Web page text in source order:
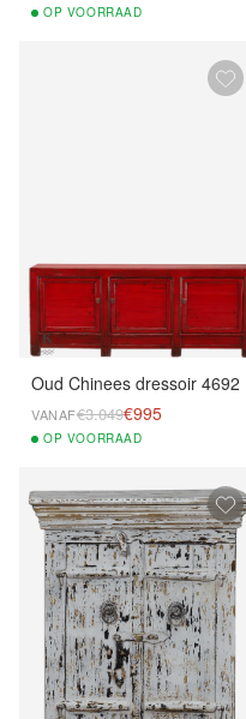
OP VOORRAAD
Oud Chinees dressoir 4692
VANAF€3.049€995
OP VOORRAAD